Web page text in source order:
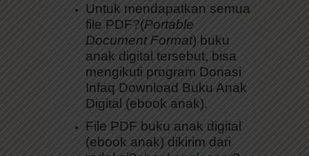
Untuk mendapatkan semua
file PDF?(Portable
Document Format) buku
anak digital tersebut, bisa
mengikuti program Donasi
Infaq Download Buku Anak
Digital (ebook anak).
File PDF buku anak digital
(ebook anak) dikirim dari